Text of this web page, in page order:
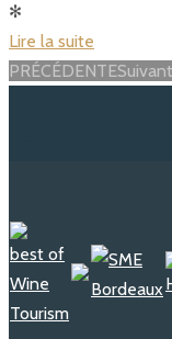
✻
Lire la suite
Posts
PRÉCÉDENTESuivant